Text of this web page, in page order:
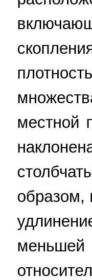
местной
образом,
меньшей